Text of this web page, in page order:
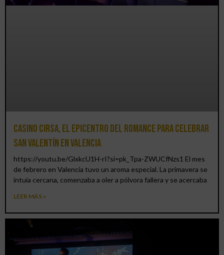
Casino CIRSA, el epicentro del romance para celebrar
San Valentín en Valencia
https://youtu.be/GlxkcU1H-rI?si=pk_Tpa-ZWUCfNzs1 El mes
de febrero en Valencia tuvo un aroma especial. La primavera se
intuía cercana, comenzaba a oler a pólvora fallera y se acercaba
LEER MÁS »